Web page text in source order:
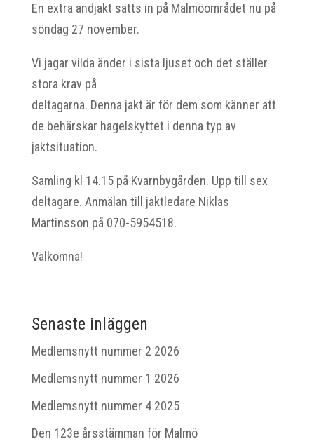
En extra andjakt sätts in på Malmöområdet nu på
söndag 27 november.
Vi jagar vilda änder i sista ljuset och det ställer
stora krav på
deltagarna. Denna jakt är för dem som känner att
de behärskar hagelskyttet i denna typ av
jaktsituation.
Samling kl 14.15 på Kvarnbygården. Upp till sex
deltagare. Anmälan till jaktledare Niklas
Martinsson på 070-5954518.
Välkomna!
Senaste inläggen
Medlemsnytt nummer 2 2026
Medlemsnytt nummer 1 2026
Medlemsnytt nummer 4 2025
Den 123e årsstämman för Malmö